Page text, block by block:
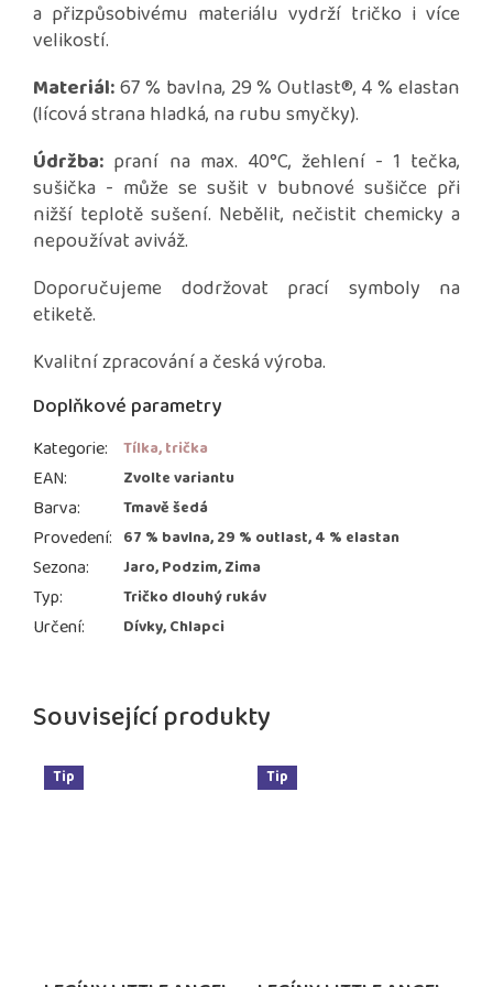
Související produkty
Tip Tip
a přizpůsobivému materiálu vydrží tričko i více
velikostí.
Materiál:67 % bavlna, 29 % Outlast®, 4 % elastan
(lícová strana hladká, na rubu smyčky).
Údržba: praní na max. 40°C, žehlení - 1 tečka,
sušička - může se sušit v bubnové sušičce při
nižší teplotě sušení. Nebělit, nečistit chemicky a
nepoužívat aviváž.
Doporučujeme dodržovat prací symboly na
etiketě.
Kvalitní zpracování a česká výroba.
Doplňkové parametry
Kategorie: Tílka, trička
EAN: Zvolte variantu
Barva: Tmavě šedá
Provedení: 67 % bavlna, 29 % outlast, 4 % elastan
Sezona: Jaro, Podzim, Zima
Typ: Tričko dlouhý rukáv
Určení: Dívky, Chlapci